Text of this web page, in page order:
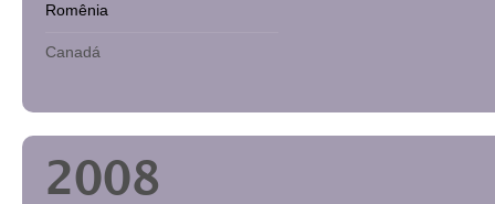
Romênia
Canadá
2008